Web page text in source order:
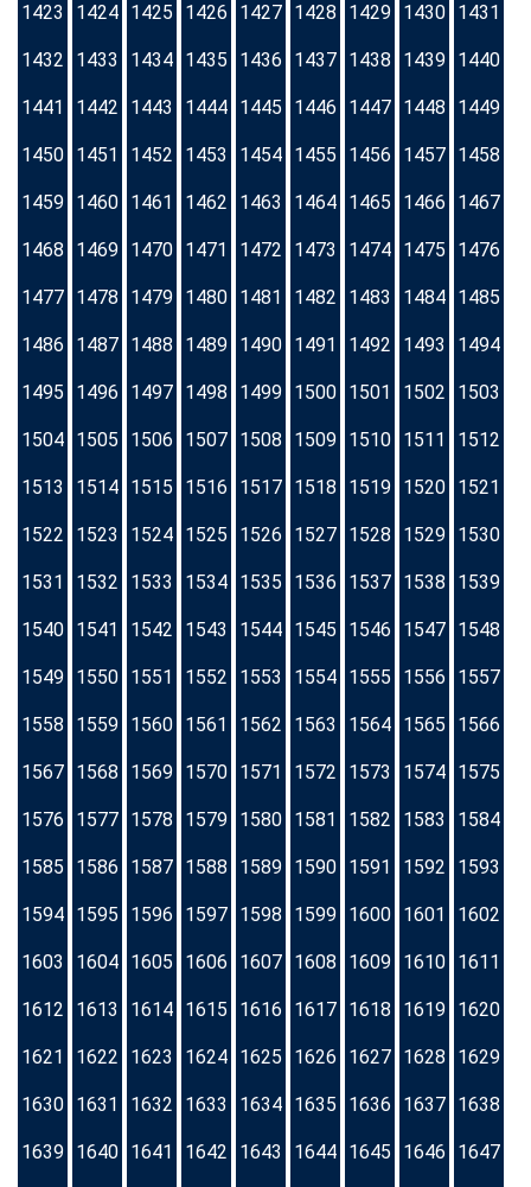
1423 1424 1425 1426 1427 1428 1429 1430 1431
1432 1433 1434 1435 1436 1437 1438 1439 1440
1441 1442 1443 1444 1445 1446 1447 1448 1449
1450 1451 1452 1453 1454 1455 1456 1457 1458
1459 1460 1461 1462 1463 1464 1465 1466 1467
1468 1469 1470 1471 1472 1473 1474 1475 1476
1477 1478 1479 1480 1481 1482 1483 1484 1485
1486 1487 1488 1489 1490 1491 1492 1493 1494
1495 1496 1497 1498 1499 1500 1501 1502 1503
1504 1505 1506 1507 1508 1509 1510 1511 1512
1513 1514 1515 1516 1517 1518 1519 1520 1521
1522 1523 1524 1525 1526 1527 1528 1529 1530
1531 1532 1533 1534 1535 1536 1537 1538 1539
1540 1541 1542 1543 1544 1545 1546 1547 1548
1549 1550 1551 1552 1553 1554 1555 1556 1557
1558 1559 1560 1561 1562 1563 1564 1565 1566
1567 1568 1569 1570 1571 1572 1573 1574 1575
1576 1577 1578 1579 1580 1581 1582 1583 1584
1585 1586 1587 1588 1589 1590 1591 1592 1593
1594 1595 1596 1597 1598 1599 1600 1601 1602
1603 1604 1605 1606 1607 1608 1609 1610 1611
1612 1613 1614 1615 1616 1617 1618 1619 1620
1621 1622 1623 1624 1625 1626 1627 1628 1629
1630 1631 1632 1633 1634 1635 1636 1637 1638
1639 1640 1641 1642 1643 1644 1645 1646 1647